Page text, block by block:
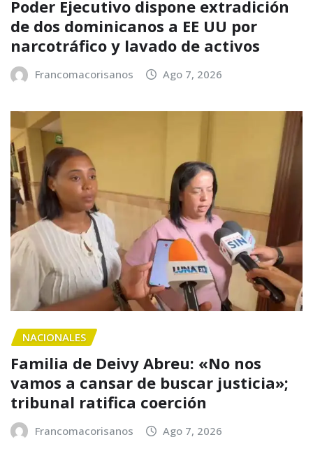
Poder Ejecutivo dispone extradición
de dos dominicanos a EE UU por
narcotráfico y lavado de activos
Francomacorisanos Ago 7, 2026
NACIONALES
Familia de Deivy Abreu: «No nos
vamos a cansar de buscar justicia»;
tribunal ratifica coerción
Francomacorisanos Ago 7, 2026